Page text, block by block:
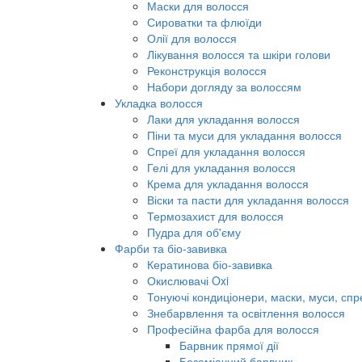
Маски для волосся
Сироватки та флюїди
Олії для волосся
Лікування волосся та шкіри голови
Реконструкція волосся
Набори догляду за волоссям
Укладка волосся
Лаки для укладання волосся
Піни та муси для укладання волосся
Спреї для укладання волосся
Гелі для укладання волосся
Крема для укладання волосся
Віски та пасти для укладання волосся
Термозахист для волосся
Пудра для об'єму
Фарби та біо-завивка
Кератинова біо-завивка
Окислювачі Oxi
Тонуючі кондиціонери, маски, муси,
Знебарвлення та освітлення волосся
Професійна фарба для волосся
Барвник прямої дії